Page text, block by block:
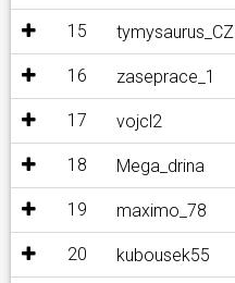
15 tymysaurus_CZ
16 zaseprace_1
17 vojcl2
18 Mega_drina
19 maximo_78
20 kubousek55